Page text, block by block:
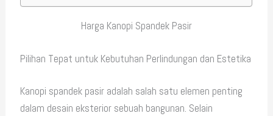
Harga Kanopi Spandek Pasir
Pilihan Tepat untuk Kebutuhan Perlindungan dan Estetika
Kanopi spandek pasir adalah salah satu elemen penting
dalam desain eksterior sebuah bangunan. Selain